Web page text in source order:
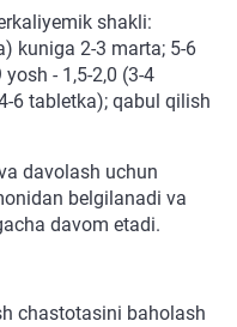
shakli:
kuniga 2-3 marta; 5-6
- 1,5-2,0 (3-4
6 tabletka); qabul qilish
davolash uchun
belgilanadi va
davom etadi.
chastotasini baholash